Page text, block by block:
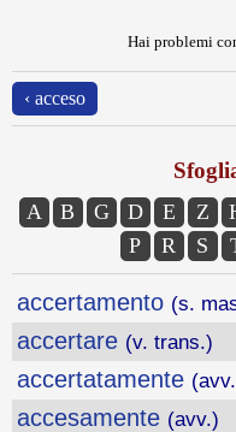
Hai problemi
‹ acceso
A B G D E Z
P
R S
accertamento (s.
accertare (v. trans.)
accertatamente
accesamente (avv.)